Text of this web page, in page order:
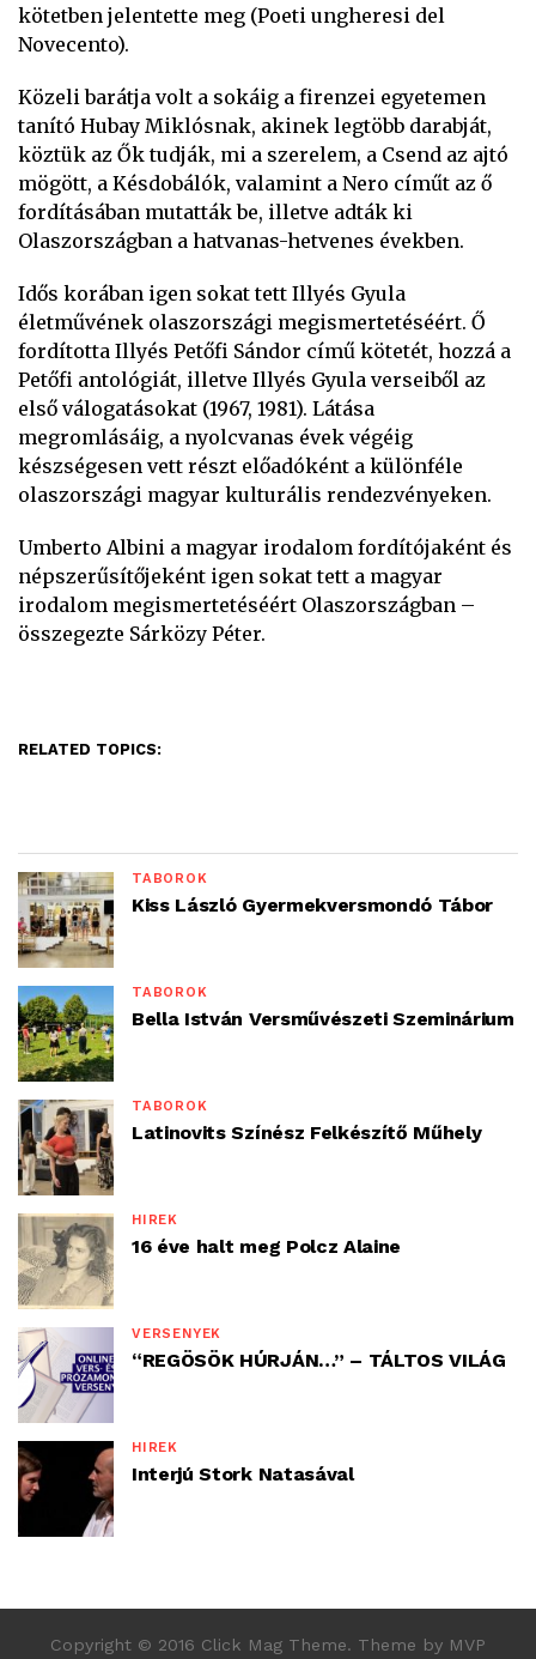
kötetben jelentette meg (Poeti ungheresi del
Novecento).
Közeli barátja volt a sokáig a firenzei egyetemen
tanító Hubay Miklósnak, akinek legtöbb darabját,
köztük az Ők tudják, mi a szerelem, a Csend az ajtó
mögött, a Késdobálók, valamint a Nero címűt az ő
fordításában mutatták be, illetve adták ki
Olaszországban a hatvanas-hetvenes években.
Idős korában igen sokat tett Illyés Gyula
életművének olaszországi megismertetéséért. Ő
fordította Illyés Petőfi Sándor című kötetét, hozzá a
Petőfi antológiát, illetve Illyés Gyula verseiből az
első válogatásokat (1967, 1981). Látása
megromlásáig, a nyolcvanas évek végéig
készségesen vett részt előadóként a különféle
olaszországi magyar kulturális rendezvényeken.
Umberto Albini a magyar irodalom fordítójaként és
népszerűsítőjeként igen sokat tett a magyar
irodalom megismertetéséért Olaszországban –
összegezte Sárközy Péter.
RELATED TOPICS:
TÁBOROK
Kiss László Gyermekversmondó Tábor
TÁBOROK
Bella István Versművészeti Szeminárium
TÁBOROK
Latinovits Színész Felkészítő Műhely
HÍREK
16 éve halt meg Polcz Alaine
VERSENYEK
“REGÖSÖK HÚRJÁN…” – TÁLTOS VILÁG
HÍREK
Interjú Stork Natasával
Copyright © 2016 Click Mag Theme. Theme by MVP